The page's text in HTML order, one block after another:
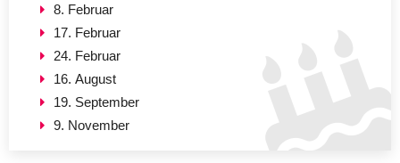
8. Februar
17. Februar
24. Februar
16. August
19. September
9. November